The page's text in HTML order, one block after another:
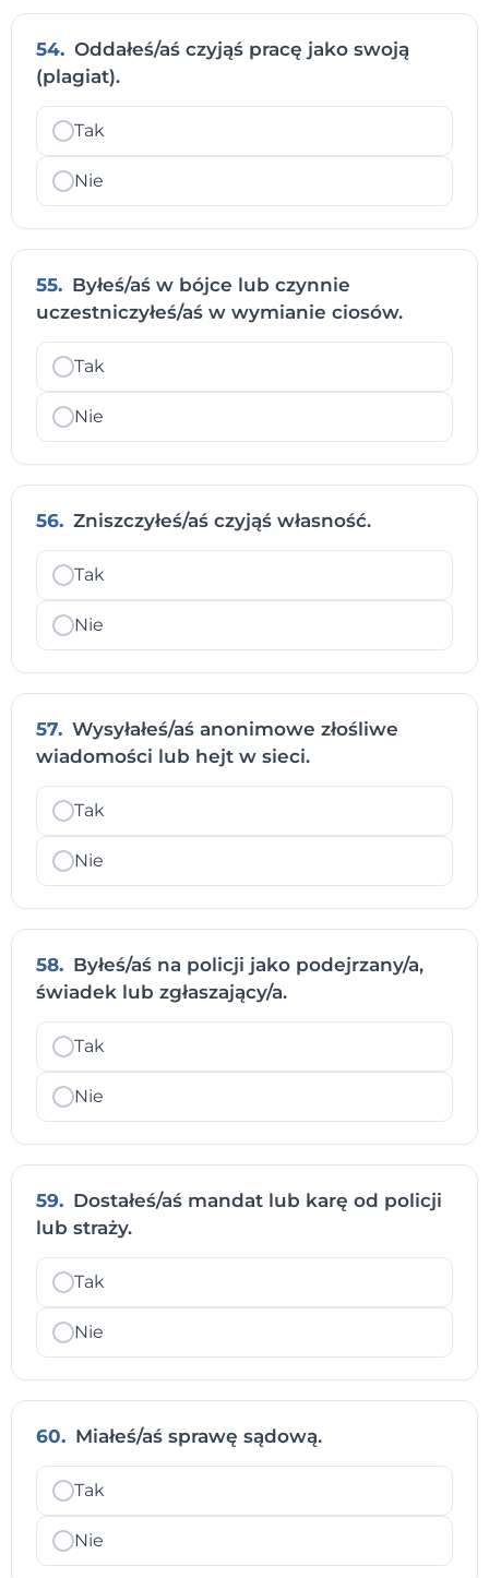
54. Oddałeś/aś czyjąś pracę jako swoją
(plagiat).
Tak
Nie
55. Byłeś/aś w bójce lub czynnie
uczestniczyłeś/aś w wymianie ciosów.
Tak
Nie
56. Zniszczyłeś/aś czyjąś własność.
Tak
Nie
57. Wysyłałeś/aś anonimowe złośliwe
wiadomości lub hejt w sieci.
Tak
Nie
58. Byłeś/aś na policji jako podejrzany/a,
świadek lub zgłaszający/a.
Tak
Nie
59. Dostałeś/aś mandat lub karę od policji
lub straży.
Tak
Nie
60. Miałeś/aś sprawę sądową.
Tak
Nie